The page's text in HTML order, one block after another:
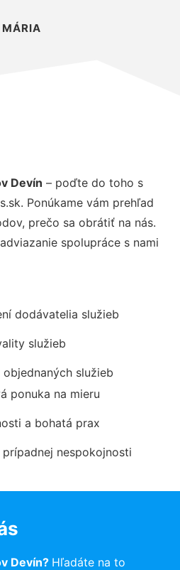
MÁRIA
Devín – poďte do toho s
Ponúkame vám prehľad
prečo sa obrátiť na nás.
spolupráce s nami
dodávatelia služieb
služieb
služieb
ponuka na mieru
a bohatá prax
nespokojnosti
Devín? Hľadáte na to